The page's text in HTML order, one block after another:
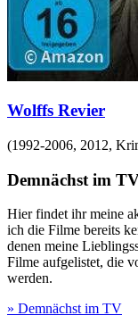
Wolffs Revier
(1992-2006, 2012,
Demnächst im
Hier findet ihr meine
ich die Filme bereits
denen meine
Filme aufgelistet, die
werden.
» Demnächst im TV